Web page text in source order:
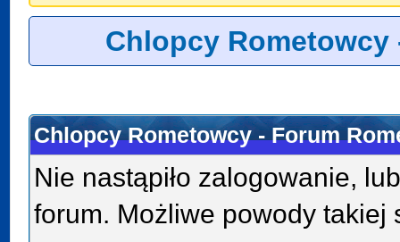
Chlopcy Rometowcy
Chlopcy Rometowcy - Forum
Nie nastąpiło zalogowanie,
forum. Możliwe powody takiej